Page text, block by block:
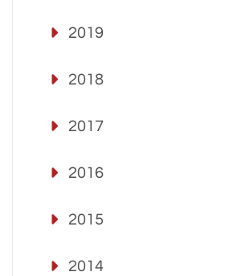
2019
2018
2017
2016
2015
2014